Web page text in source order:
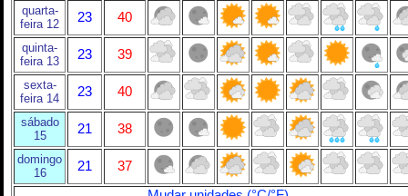
quarta-
feira 12
23 40
quinta-
feira 13
23 39
sexta-
feira 14
23 40
sábado
15
21 38
domingo
16
21
37